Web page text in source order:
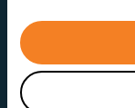
Anti-
Indice de